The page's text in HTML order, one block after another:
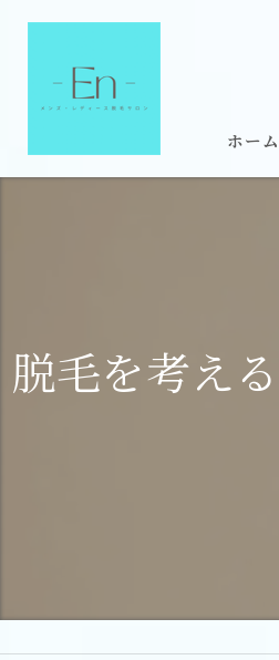
ホーム
脱毛を考え